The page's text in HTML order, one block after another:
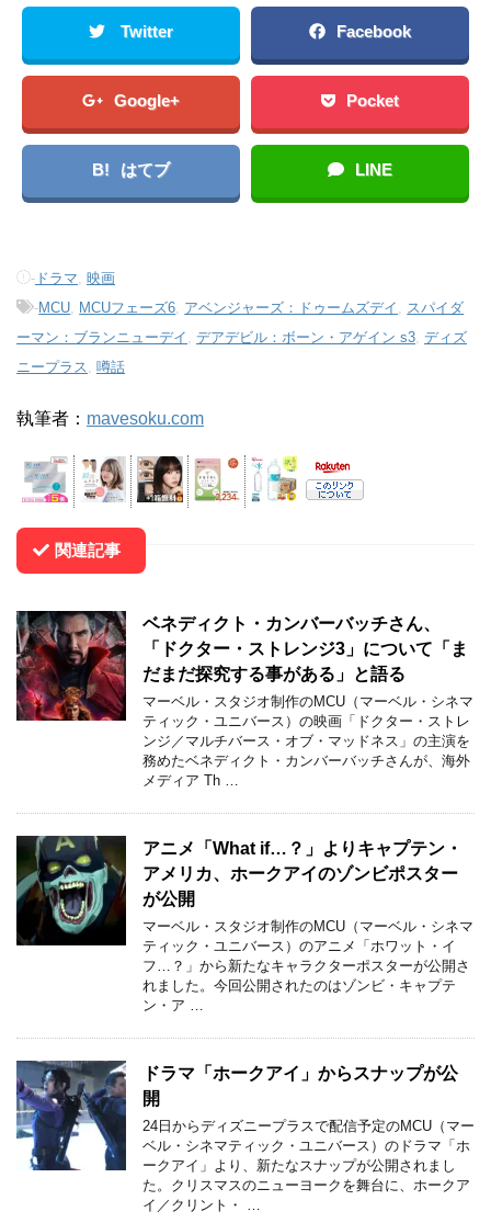
Twitter Facebook
Google+ Pocket
B! はてブ LINE
- ドラマ 映画
-MCU MCUフェーズ6 アベンジャーズ：ドゥームズデイ スパイダ
ーマン：ブランニューデイ デアデビル：ボーン・アゲイン s3 ディズ
ニープラス 噂話
執筆者： mavesoku.com
関連記事
ベネディクト・カンバーバッチさん、
「ドクター・ストレンジ3」について「ま
だまだ探究する事がある」と語る
マーベル・スタジオ制作のMCU（マーベル・シネマ
ティック・ユニバース）の映画「ドクター・ストレ
ンジ／マルチバース・オブ・マッドネス」の主演を
務めたベネディクト・カンバーバッチさんが、海外
メディア Th …
アニメ「What if…？」よりキャプテン・
アメリカ、ホークアイのゾンビポスター
が公開
マーベル・スタジオ制作のMCU（マーベル・シネマ
ティック・ユニバース）のアニメ「ホワット・イ
フ…？」から新たなキャラクターポスターが公開さ
れました。今回公開されたのはゾンビ・キャプテ
ン・ア …
ドラマ「ホークアイ」からスナップが公
開
24日からディズニープラスで配信予定のMCU（マー
ベル・シネマティック・ユニバース）のドラマ「ホ
ークアイ」より、新たなスナップが公開されまし
た。クリスマスのニューヨークを舞台に、ホークア
イ／クリント・ …